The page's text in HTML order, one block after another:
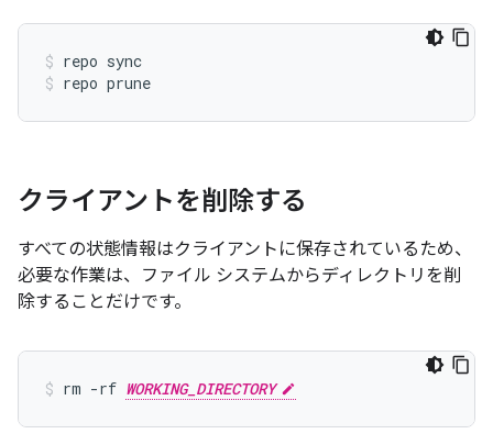
repo sync
repo prune
クライアントを削除する
すべての状態情報はクライアントに保存されているため、
必要な作業は、ファイル システムからディレクトリを削
除することだけです。
rm -rf WORKING_DIRECTORY